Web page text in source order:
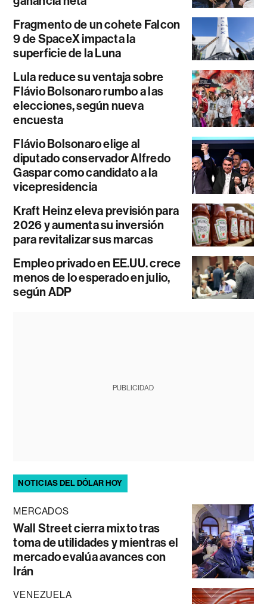
Fragmento de un cohete Falcon
9 de SpaceX impacta la
superficie de la Luna
Lula reduce su ventaja sobre
Flávio Bolsonaro rumbo a las
elecciones, según nueva
encuesta
Flávio Bolsonaro elige al
diputado conservador Alfredo
Gaspar como candidato a la
vicepresidencia
Kraft Heinz eleva previsión para
2026 y aumenta su inversión
para revitalizar sus marcas
Empleo privado en EE.UU. crece
menos de lo esperado en julio,
según ADP
PUBLICIDAD
NOTICIAS DEL DÓLAR HOY
MERCADOS
Wall Street cierra mixto tras
toma de utilidades y mientras el
mercado evalúa avances con
Irán
VENEZUELA